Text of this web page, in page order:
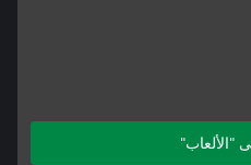
"الألعاب"